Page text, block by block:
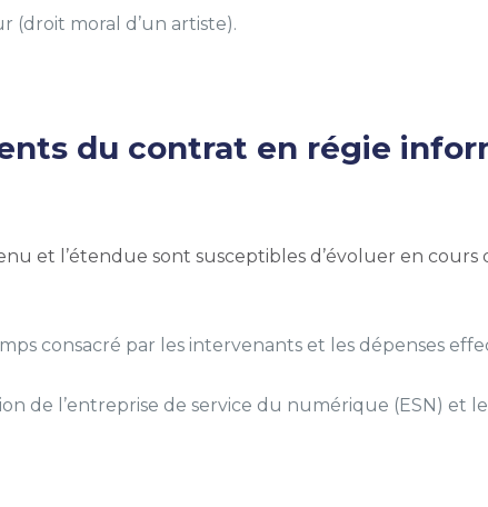
(droit moral d’un artiste).
du contrat en régie
et l’étendue sont susceptibles d’évoluer en cours
consacré par les intervenants et les dépenses
de l’entreprise de service du numérique (ESN) et